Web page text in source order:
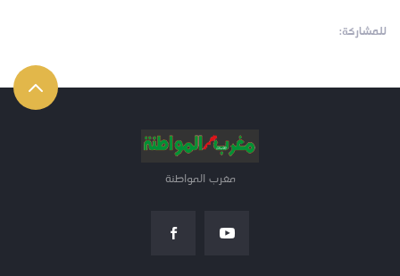
للمشاركة:
مغرب المواطنة